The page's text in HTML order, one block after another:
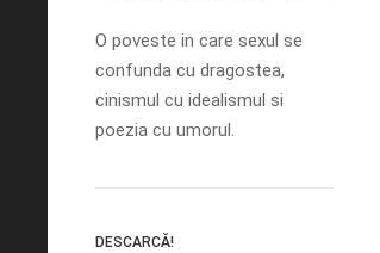
O poveste in care sexul se
confunda cu dragostea,
cinismul cu idealismul si
poezia cu umorul.
DESCARCĂ!